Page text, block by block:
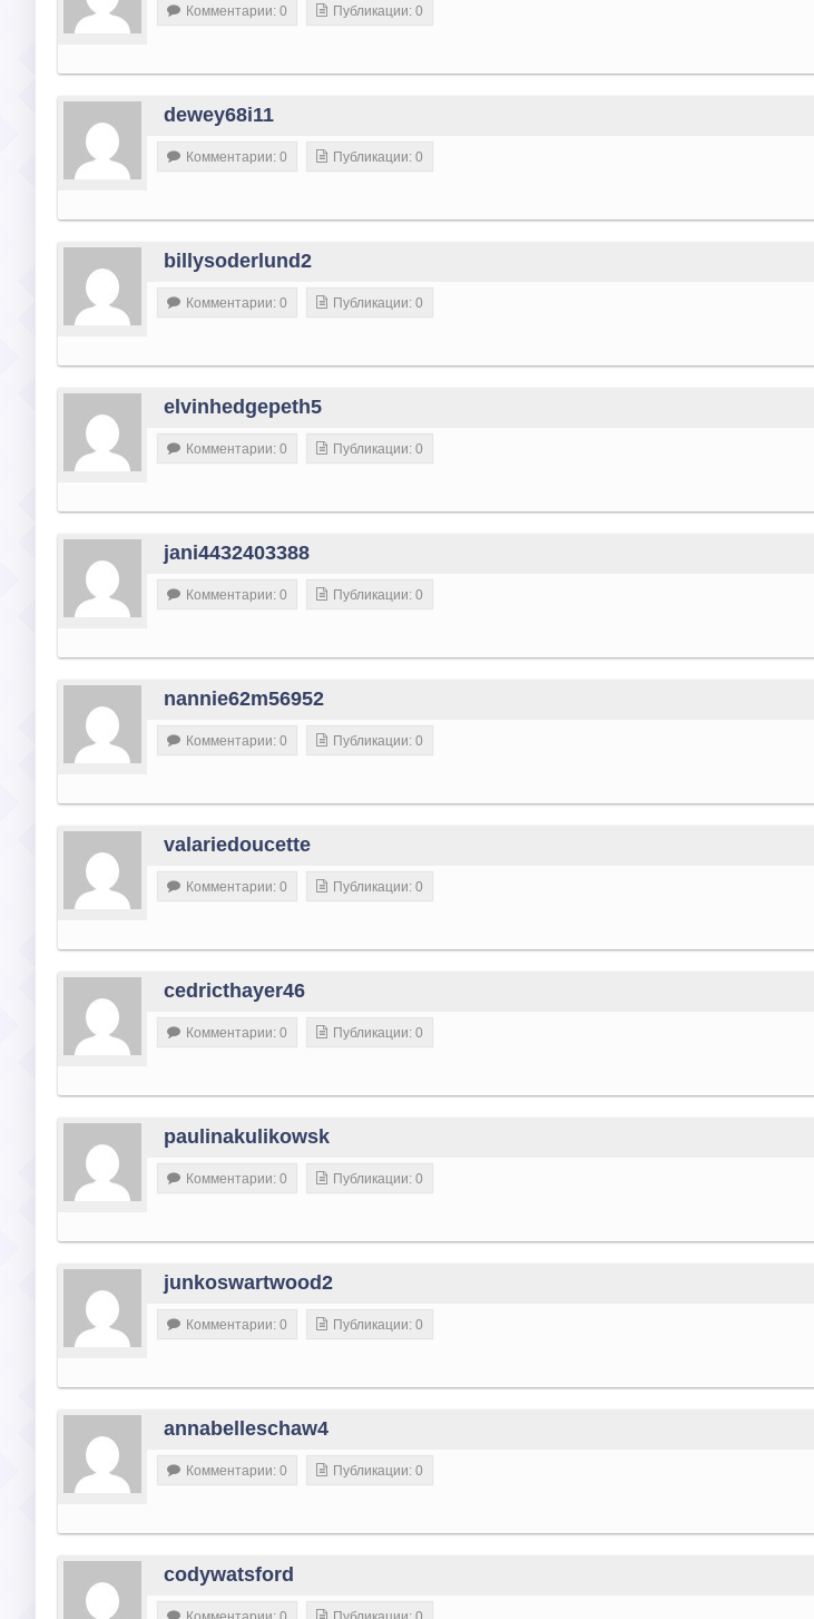
Комментарии: 0 Публикации: 0
dewey68i11
Комментарии: 0 Публикации: 0
billysoderlund2
Комментарии: 0 Публикации: 0
elvinhedgepeth5
Комментарии: 0 Публикации: 0
jani4432403388
Комментарии: 0 Публикации: 0
nannie62m56952
Комментарии: 0 Публикации: 0
valariedoucette
Комментарии: 0 Публикации: 0
cedricthayer46
Комментарии: 0 Публикации: 0
paulinakulikowsk
Комментарии: 0 Публикации: 0
junkoswartwood2
Комментарии: 0 Публикации: 0
annabelleschaw4
Комментарии: 0 Публикации: 0
codywatsford